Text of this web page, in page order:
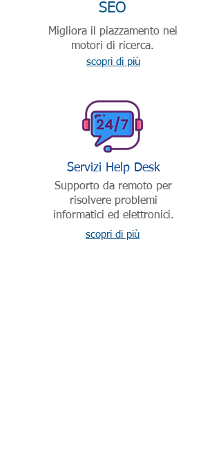
SEO
Migliora il piazzamento nei
motori di ricerca.
scopri di più
Servizi Help Desk
Supporto da remoto per
risolvere problemi
informatici ed elettronici.
scopri di più